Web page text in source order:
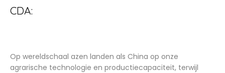
CDA:
Op wereldschaal azen landen als China op onze
agrarische technologie en productiecapaciteit, terwijl